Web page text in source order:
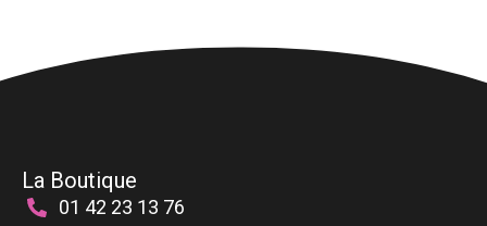
choisies
La Boutique
01 42 23 13 76